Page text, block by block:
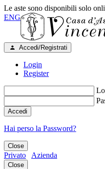
Le aste sono disponibili solo
ENG
Accedi/Registrati
Login
Register
Accedi
Hai perso la Password?
Close
Privato Azienda
Close